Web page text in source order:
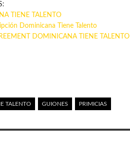
TIENE TALENTO
Dominicana Tiene Talento
DOMINICANA TIENE TALENTO
TALENTO GUIONES PRIMICIAS